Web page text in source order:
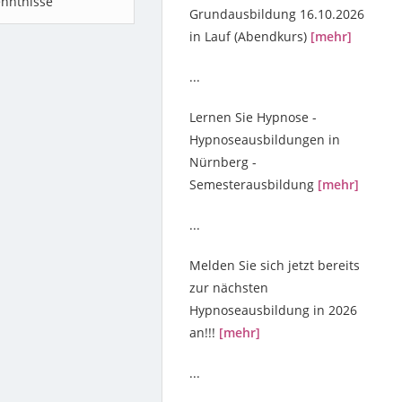
Grundausbildung 16.10.2026
in Lauf (Abendkurs) [mehr]
...
Lernen Sie Hypnose -
Hypnoseausbildungen in
Nürnberg -
Semesterausbildung [mehr]
...
Melden Sie sich jetzt bereits
zur nächsten
Hypnoseausbildung in 2026
an!!! [mehr]
...